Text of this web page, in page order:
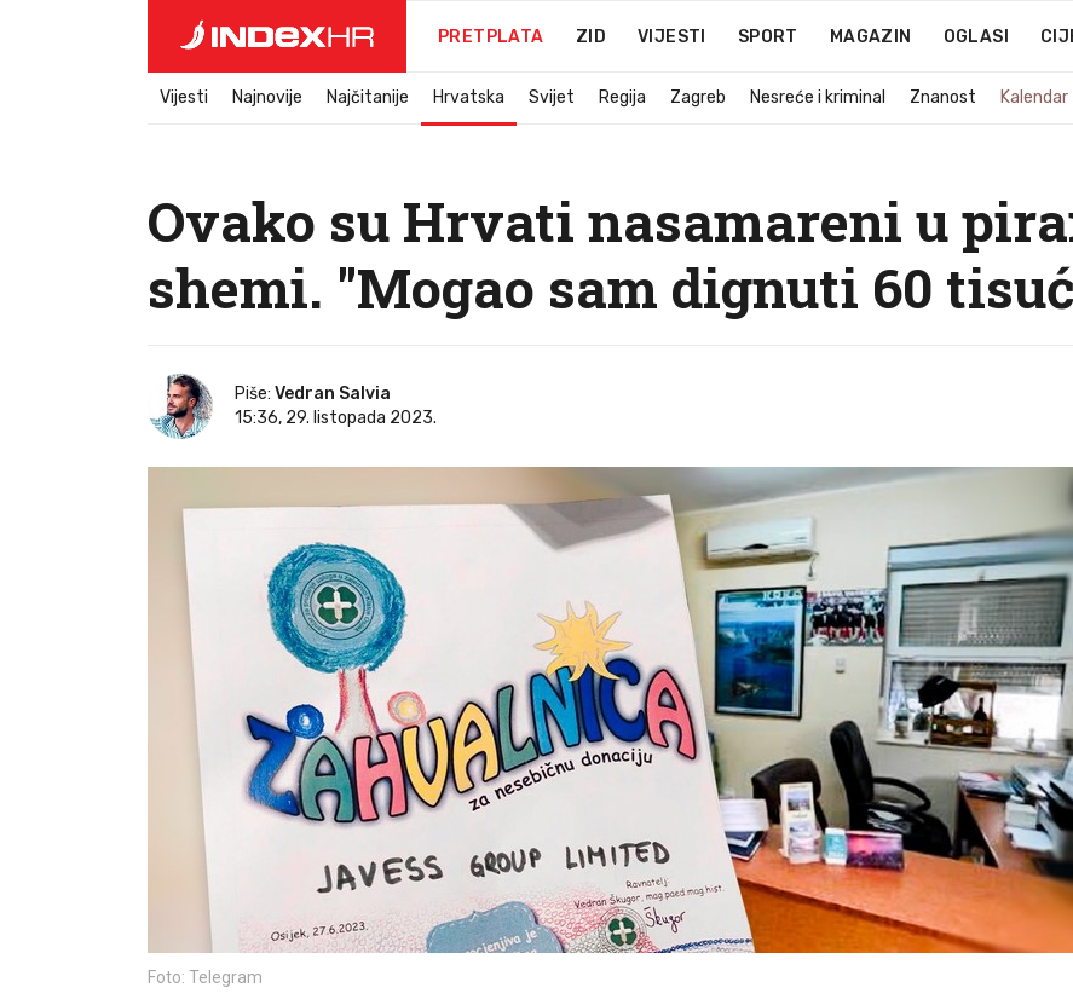
PRETPLATA ZID VIJESTI SPORT MAGAZIN OGLASI
Vijesti Najnovije Najčitanije Hrvatska Svijet Regija Zagreb Nesreće i kriminal Znanost Kalendar
Ovako su Hrvati nasamareni u
shemi. "Mogao sam dignuti 60
Piše: Vedran Salvia
15:36, 29. listopada 2023.
Foto: Telegram